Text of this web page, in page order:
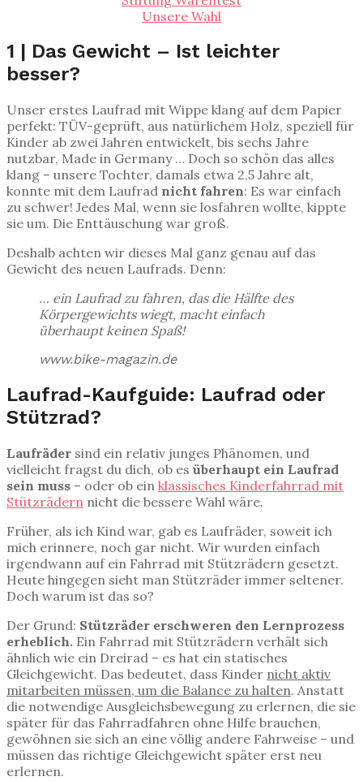
Unsere Wahl
1 | Das Gewicht – Ist leichter
besser?
Unser erstes Laufrad mit Wippe klang auf dem Papier
perfekt: TÜV-geprüft, aus natürlichem Holz, speziell für
Kinder ab zwei Jahren entwickelt, bis sechs Jahre
nutzbar, Made in Germany … Doch so schön das alles
klang – unsere Tochter, damals etwa 2,5 Jahre alt,
konnte mit dem Laufrad nicht fahren: Es war einfach
zu schwer! Jedes Mal, wenn sie losfahren wollte, kippte
sie um. Die Enttäuschung war groß.
Deshalb achten wir dieses Mal ganz genau auf das
Gewicht des neuen Laufrads. Denn:
… ein Laufrad zu fahren, das die Hälfte des
Körpergewichts wiegt, macht einfach
überhaupt keinen Spaß!
www.bike-magazin.de
Laufrad-Kaufguide: Laufrad oder
Stützrad?
Laufräder sind ein relativ junges Phänomen, und
vielleicht fragst du dich, ob es überhaupt ein Laufrad
sein muss – oder ob ein klassisches Kinderfahrrad mit
Stützrädern nicht die bessere Wahl wäre.
Früher, als ich Kind war, gab es Laufräder, soweit ich
mich erinnere, noch gar nicht. Wir wurden einfach
irgendwann auf ein Fahrrad mit Stützrädern gesetzt.
Heute hingegen sieht man Stützräder immer seltener.
Doch warum ist das so?
Der Grund: Stützräder erschweren den Lernprozess
erheblich. Ein Fahrrad mit Stützrädern verhält sich
ähnlich wie ein Dreirad – es hat ein statisches
Gleichgewicht. Das bedeutet, dass Kinder nicht aktiv
mitarbeiten müssen, um die Balance zu halten. Anstatt
die notwendige Ausgleichsbewegung zu erlernen, die sie
später für das Fahrradfahren ohne Hilfe brauchen,
gewöhnen sie sich an eine völlig andere Fahrweise – und
müssen das richtige Gleichgewicht später erst neu
erlernen.